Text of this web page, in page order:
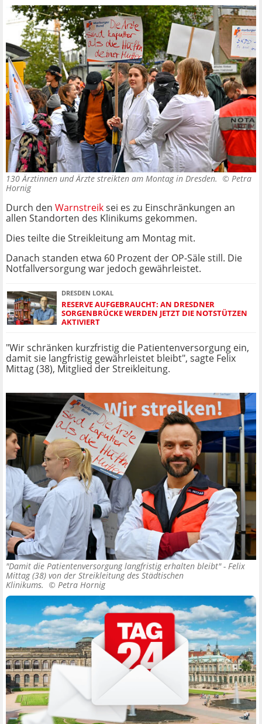
130 Ärztinnen und Ärzte streikten am Montag in Dresden. © Petra
Hornig
Durch den Warnstreiksei es zu Einschränkungen an
allen Standorten des Klinikums gekommen.
Dies teilte die Streikleitung am Montag mit.
Danach standen etwa 60 Prozent der OP-Säle still. Die
Notfallversorgung war jedoch gewährleistet.
DRESDEN LOKAL
RESERVE AUFGEBRAUCHT: AN DRESDNER
SORGENBRÜCKE WERDEN JETZT DIE NOTSTÜTZEN
AKTIVIERT
"Wir schränken kurzfristig die Patientenversorgung ein,
damit sie langfristig gewährleistet bleibt", sagte Felix
Mittag (38), Mitglied der Streikleitung.
"Damit die Patientenversorgung langfristig erhalten bleibt" - Felix
Mittag (38) von der Streikleitung des Städtischen
Klinikums. © Petra Hornig